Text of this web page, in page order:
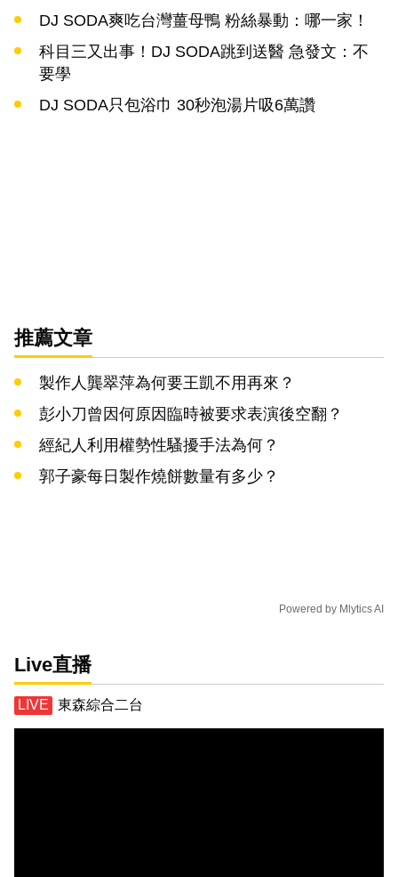
DJ SODA爽吃台灣薑母鴨 粉絲暴動：哪一家！
科目三又出事！DJ SODA跳到送醫 急發文：不
要學
DJ SODA只包浴巾 30秒泡湯片吸6萬讚
推薦文章
製作人龔翠萍為何要王凱不用再來？
彭小刀曾因何原因臨時被要求表演後空翻？
經紀人利用權勢性騷擾手法為何？
郭子豪每日製作燒餅數量有多少？
Powered by Mlytics AI
Live直播
東森綜合二台